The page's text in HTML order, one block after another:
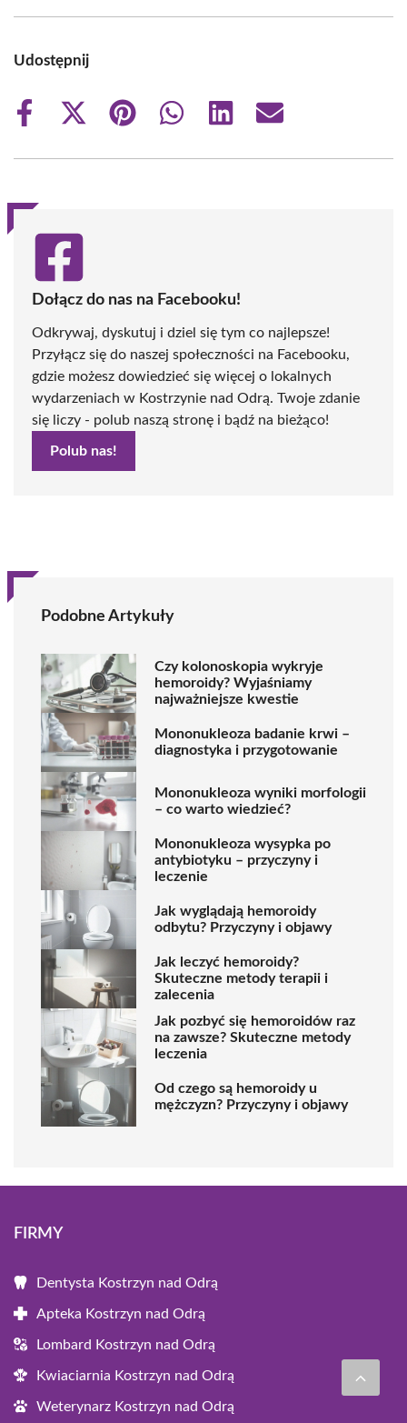
Udostępnij
Share
Share
(Twitter)
Share
Share
Share
Share
Dołącz do nas na Facebooku!
Odkrywaj, dyskutuj i dziel się tym co najlepsze!
Przyłącz się do naszej społeczności na Facebooku,
gdzie możesz dowiedzieć się więcej o lokalnych
wydarzeniach w Kostrzynie nad Odrą. Twoje zdanie
się liczy - polub naszą stronę i bądź na bieżąco!
Polub nas!
Podobne Artykuły
Czy kolonoskopia wykryje
hemoroidy? Wyjaśniamy
najważniejsze kwestie
Mononukleoza badanie krwi –
diagnostyka i przygotowanie
Mononukleoza wyniki morfologii
– co warto wiedzieć?
Mononukleoza wysypka po
antybiotyku – przyczyny i
leczenie
Jak wyglądają hemoroidy
odbytu? Przyczyny i objawy
Jak leczyć hemoroidy?
Skuteczne metody terapii i
zalecenia
Jak pozbyć się hemoroidów raz
na zawsze? Skuteczne metody
leczenia
Od czego są hemoroidy u
mężczyzn? Przyczyny i objawy
FIRMY
Dentysta Kostrzyn nad Odrą
Apteka Kostrzyn nad Odrą
Lombard Kostrzyn nad Odrą
Kwiaciarnia Kostrzyn nad Odrą
Weterynarz Kostrzyn nad Odrą